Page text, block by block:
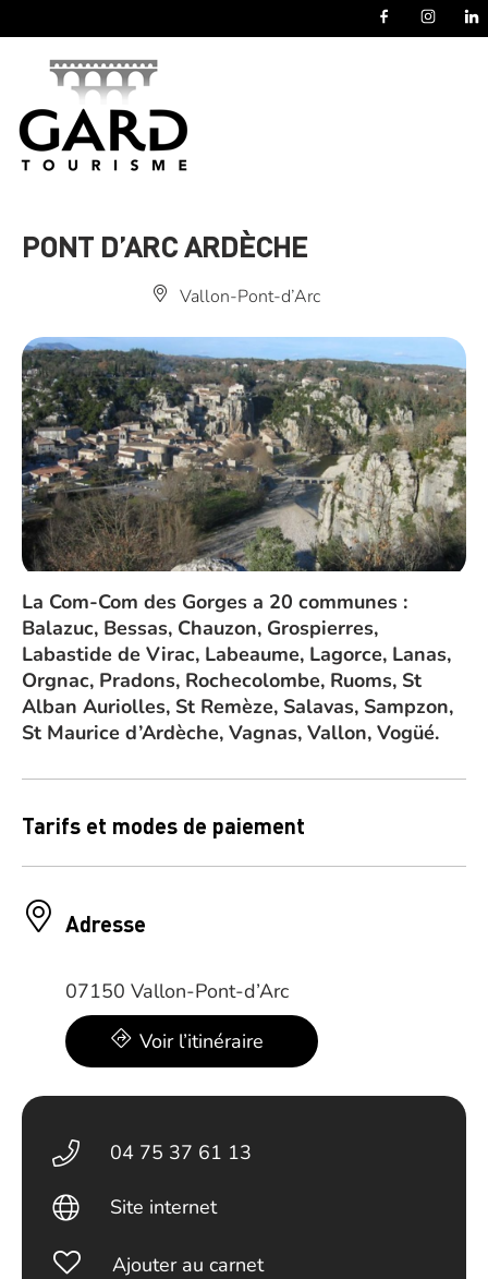
PONT D’ARC ARDÈCHE
Vallon-Pont-d’Arc
La Com-Com des Gorges a 20 communes :
Balazuc, Bessas, Chauzon, Grospierres,
Labastide de Virac, Labeaume, Lagorce, Lanas,
Orgnac, Pradons, Rochecolombe, Ruoms, St
Alban Auriolles, St Remèze, Salavas, Sampzon,
St Maurice d’Ardèche, Vagnas, Vallon, Vogüé.
Tarifs et modes de paiement
Adresse
07150 Vallon-Pont-d’Arc
Voir l’itinéraire
04 75 37 61 13
Site internet
Ajouter au carnet